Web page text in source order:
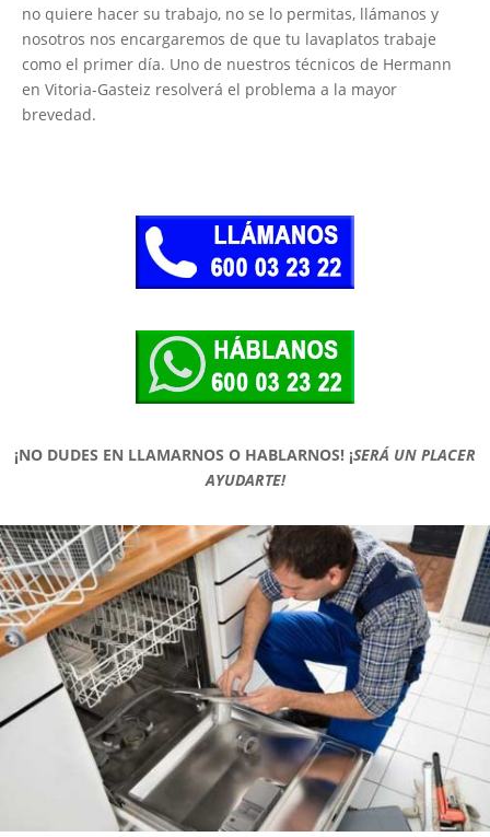
no quiere hacer su trabajo, no se lo permitas, llámanos y
nosotros nos encargaremos de que tu lavaplatos trabaje
como el primer día. Uno de nuestros técnicos de Hermann
en Vitoria-Gasteiz resolverá el problema a la mayor
brevedad.
¡NO DUDES EN LLAMARNOS O HABLARNOS! ¡SERÁ UN PLACER
AYUDARTE!